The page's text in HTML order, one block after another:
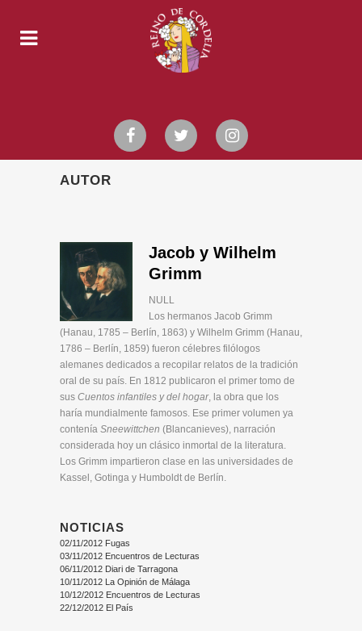
AUTOR
Jacob y Wilhelm
Grimm
NULL
Los hermanos Jacob Grimm
(Hanau, 1785 – Berlín, 1863) y Wilhelm Grimm (Hanau,
1786 – Berlín, 1859) fueron célebres filólogos
alemanes dedicados a recopilar relatos de la tradición
oral de su país. En 1812 publicaron el primer tomo de
sus Cuentos infantiles y del hogar, la obra que los
haría mundialmente famosos. Ese primer volumen ya
contenía Sneewittchen (Blancanieves), narración
considerada hoy un clásico inmortal de la literatura.
Los Grimm impartieron clase en las universidades de
Kassel, Gotinga y Humboldt de Berlín.
NOTICIAS
02/11/2012 Fugas
03/11/2012 Encuentros de Lecturas
06/11/2012 Diari de Tarragona
10/11/2012 La Opinión de Málaga
10/12/2012 Encuentros de Lecturas
22/12/2012 El País